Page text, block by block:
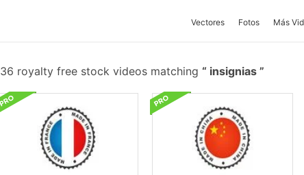
Vectores Fotos Más
36 royalty free stock videos matching insignias